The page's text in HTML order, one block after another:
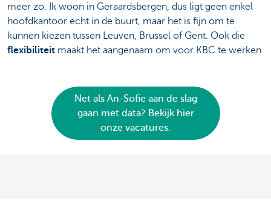
meer zo. Ik woon in Geraardsbergen, dus ligt geen enkel
hoofdkantoor echt in de buurt, maar het is fijn om te
kunnen kiezen tussen Leuven, Brussel of Gent. Ook die
flexibiliteit maakt het aangenaam om voor KBC te werken.
Net als An-Sofie aan de slag
gaan met data? Bekijk hier
onze vacatures.